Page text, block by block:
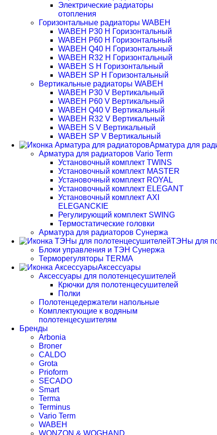
Электрические радиаторы
отопления
Горизонтальные радиаторы WABEH
WABEH P30 H Горизонтальный
WABEH P60 H Горизонтальный
WABEH Q40 H Горизонтальный
WABEH R32 H Горизонтальный
WABEH S H Горизонтальный
WABEH SP H Горизонтальный
Вертикальные радиаторы WABEH
WABEH P30 V Вертикальный
WABEH P60 V Вертикальный
WABEH Q40 V Вертикальный
WABEH R32 V Вертикальный
WABEH S V Вертикальный
WABEH SP V Вертикальный
Арматура для
Арматура для радиаторов Vario Term
Установочный комплект TWINS
Установочный комплект MASTER
Установочный комплект ROYAL
Установочный комплект ELEGANT
Установочный комплект AXI
ELEGANCKIE
Регулирующий комплект SWING
Термостатические головки
Арматура для радиаторов Сунержа
ТЭНы для
Блоки управления и ТЭН Сунержа
Терморегуляторы TERMA
Аксессуары
Аксессуары для полотенцесушителей
Крючки для полотенцесушителей
Полки
Полотенцедержатели напольные
Комплектующие к водяным
полотенцесушителям
Бренды
Arbonia
Broner
CALDO
Grota
Prioform
SECADO
Smart
Terma
Terminus
Vario Term
WABEH
WONZON & WOGHAND